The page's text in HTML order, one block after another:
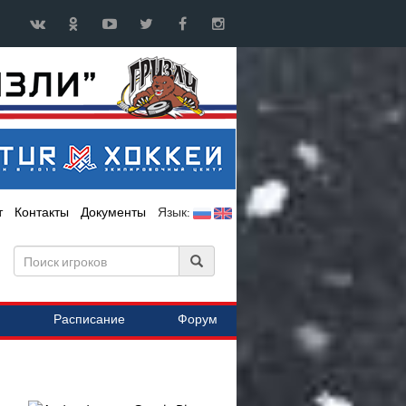
Контакты Документы Язык:
Расписание Форум